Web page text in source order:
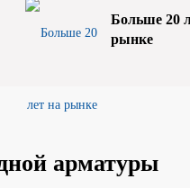
Больше 20
рынке
арматуры